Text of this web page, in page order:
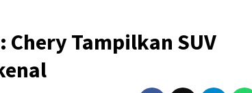
Tampilkan SUV